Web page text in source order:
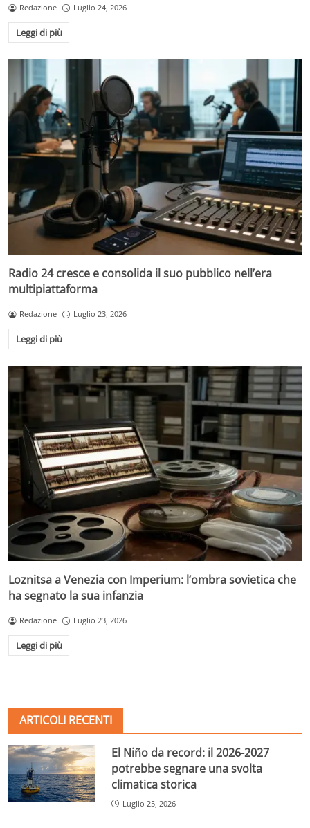
Redazione Luglio 24, 2026
Leggi di più
Radio 24 cresce e consolida il suo pubblico nell’era
multipiattaforma
Redazione Luglio 23, 2026
Leggi di più
Loznitsa a Venezia con Imperium: l’ombra sovietica che
ha segnato la sua infanzia
Redazione Luglio 23, 2026
Leggi di più
ARTICOLI RECENTI
El Niño da record: il 2026-2027
potrebbe segnare una svolta
climatica storica
Luglio 25, 2026